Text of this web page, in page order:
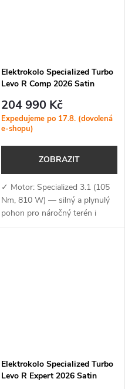
Elektrokolo Specialized Turbo
Levo R Comp 2026 Satin
Sandstone Metallic
204 990 Kč
Expedujeme po 17.8. (dovolená
e-shopu)
ZOBRAZIT
✓ Motor: Specialized 3.1 (105
Nm, 810 W) — silný a plynulý
pohon pro náročný terén i
dlouhé výjezdy ✓ Baterie +
Elektrokolo Specialized Turbo
Levo R Expert 2026 Satin